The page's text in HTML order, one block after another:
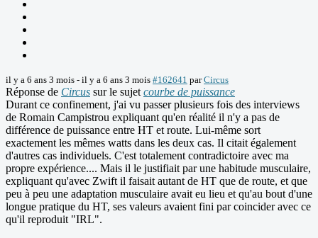
il y a 6 ans 3 mois - il y a 6 ans 3 mois #162641 parCircus
Réponse de Circus sur le sujet courbe de puissance
Durant ce confinement, j'ai vu passer plusieurs fois des interviews
de Romain Campistrou expliquant qu'en réalité il n'y a pas de
différence de puissance entre HT et route. Lui-même sort
exactement les mêmes watts dans les deux cas. Il citait également
d'autres cas individuels. C'est totalement contradictoire avec ma
propre expérience.... Mais il le justifiait par une habitude musculaire,
expliquant qu'avec Zwift il faisait autant de HT que de route, et que
peu à peu une adaptation musculaire avait eu lieu et qu'au bout d'une
longue pratique du HT, ses valeurs avaient fini par coincider avec ce
qu'il reproduit "IRL".